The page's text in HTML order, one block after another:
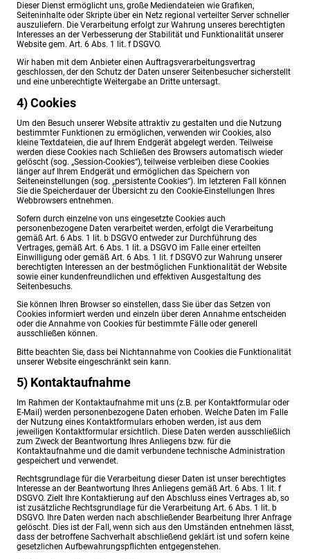
Dieser Dienst ermöglicht uns, große Mediendateien wie Grafiken,
Seiteninhalte oder Skripte über ein Netz regional verteilter Server schneller
auszuliefern. Die Verarbeitung erfolgt zur Wahrung unseres berechtigten
Interesses an der Verbesserung der Stabilität und Funktionalität unserer
Website gem. Art. 6 Abs. 1 lit. f DSGVO.
Wir haben mit dem Anbieter einen Auftragsverarbeitungsvertrag
geschlossen, der den Schutz der Daten unserer Seitenbesucher sicherstellt
und eine unberechtigte Weitergabe an Dritte untersagt.
4) Cookies
Um den Besuch unserer Website attraktiv zu gestalten und die Nutzung
bestimmter Funktionen zu ermöglichen, verwenden wir Cookies, also
kleine Textdateien, die auf Ihrem Endgerät abgelegt werden. Teilweise
werden diese Cookies nach Schließen des Browsers automatisch wieder
gelöscht (sog. „Session-Cookies“), teilweise verbleiben diese Cookies
länger auf Ihrem Endgerät und ermöglichen das Speichern von
Seiteneinstellungen (sog. „persistente Cookies“). Im letzteren Fall können
Sie die Speicherdauer der Übersicht zu den Cookie-Einstellungen Ihres
Webbrowsers entnehmen.
Sofern durch einzelne von uns eingesetzte Cookies auch
personenbezogene Daten verarbeitet werden, erfolgt die Verarbeitung
gemäß Art. 6 Abs. 1 lit. b DSGVO entweder zur Durchführung des
Vertrages, gemäß Art. 6 Abs. 1 lit. a DSGVO im Falle einer erteilten
Einwilligung oder gemäß Art. 6 Abs. 1 lit. f DSGVO zur Wahrung unserer
berechtigten Interessen an der bestmöglichen Funktionalität der Website
sowie einer kundenfreundlichen und effektiven Ausgestaltung des
Seitenbesuchs.
Sie können Ihren Browser so einstellen, dass Sie über das Setzen von
Cookies informiert werden und einzeln über deren Annahme entscheiden
oder die Annahme von Cookies für bestimmte Fälle oder generell
ausschließen können.
Bitte beachten Sie, dass bei Nichtannahme von Cookies die Funktionalität
unserer Website eingeschränkt sein kann.
5) Kontaktaufnahme
Im Rahmen der Kontaktaufnahme mit uns (z.B. per Kontaktformular oder
E-Mail) werden personenbezogene Daten erhoben. Welche Daten im Falle
der Nutzung eines Kontaktformulars erhoben werden, ist aus dem
jeweiligen Kontaktformular ersichtlich. Diese Daten werden ausschließlich
zum Zweck der Beantwortung Ihres Anliegens bzw. für die
Kontaktaufnahme und die damit verbundene technische Administration
gespeichert und verwendet.
Rechtsgrundlage für die Verarbeitung dieser Daten ist unser berechtigtes
Interesse an der Beantwortung Ihres Anliegens gemäß Art. 6 Abs. 1 lit. f
DSGVO. Zielt Ihre Kontaktierung auf den Abschluss eines Vertrages ab, so
ist zusätzliche Rechtsgrundlage für die Verarbeitung Art. 6 Abs. 1 lit. b
DSGVO. Ihre Daten werden nach abschließender Bearbeitung Ihrer Anfrage
gelöscht. Dies ist der Fall, wenn sich aus den Umständen entnehmen lässt,
dass der betroffene Sachverhalt abschließend geklärt ist und sofern keine
gesetzlichen Aufbewahrungspflichten entgegenstehen.